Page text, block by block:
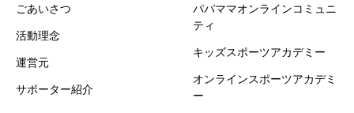
ごあいさつ
活動理念
運営元
サポーター紹介
パパママオンラインコミュニ
ティ
キッズスポーツアカデミー
オンラインスポーツアカデミ
ー